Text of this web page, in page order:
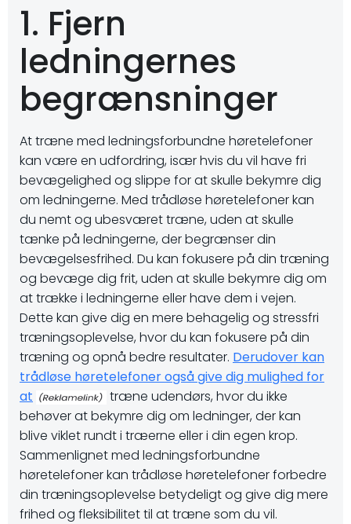
1. Fjern
ledningernes
begrænsninger
At træne med ledningsforbundne høretelefoner
kan være en udfordring, især hvis du vil have fri
bevægelighed og slippe for at skulle bekymre dig
om ledningerne. Med trådløse høretelefoner kan
du nemt og ubesværet træne, uden at skulle
tænke på ledningerne, der begrænser din
bevægelsesfrihed. Du kan fokusere på din træning
og bevæge dig frit, uden at skulle bekymre dig om
at trække i ledningerne eller have dem i vejen.
Dette kan give dig en mere behagelig og stressfri
træningsoplevelse, hvor du kan fokusere på din
træning og opnå bedre resultater. Derudover kan
trådløse høretelefoner også give dig mulighed for
at
træne udendørs, hvor du ikke
behøver at bekymre dig om ledninger, der kan
blive viklet rundt i træerne eller i din egen krop.
Sammenlignet med ledningsforbundne
høretelefoner kan trådløse høretelefoner forbedre
din træningsoplevelse betydeligt og give dig mere
frihed og fleksibilitet til at træne som du vil.